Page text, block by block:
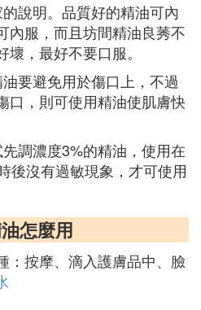
說明。品質好的精油可內
內服，而且坊間精油良莠不
，最好不要口服。
要避免用於傷口上，不過
口，則可使用精油使肌膚快
調濃度3%的精油，使用在
後沒有過敏現象，才可使用
怎麼用
：按摩、滴入護膚品中、臉